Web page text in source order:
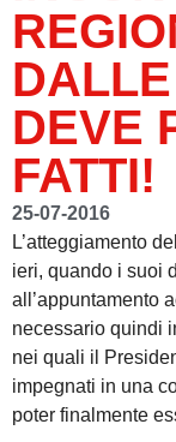
DEVE
FATTI!
25-07-2016
L’atteggiamento
ieri, quando i suoi
all’appuntamento
necessario quindi
nei quali il
impegnati in una
poter finalmente